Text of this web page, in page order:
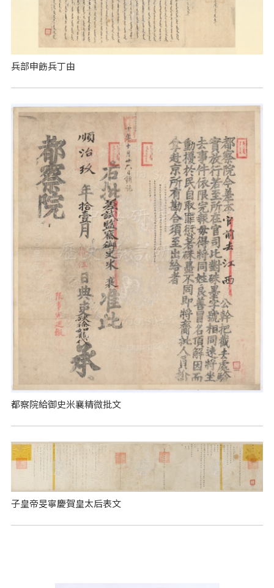
兵部申飭兵丁由
都察院給御史米襄精微批文
子皇帝旻寧慶賀皇太后表文